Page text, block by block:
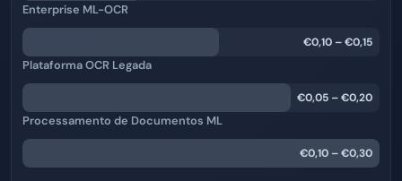
Enterprise ML-OCR
€0,10 –€0,15
Plataforma OCR Legada
€0,05 –€0,20
Processamento de Documentos ML
€0,10 –€0,30